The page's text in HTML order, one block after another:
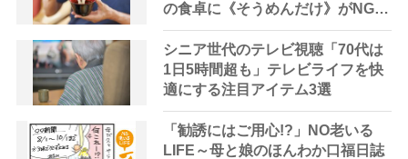
の食卓に《そうめんだけ》がNGな
理由とは？【管理栄養士が解説】
シニア世代のテレビ視聴「70代は
1日5時間超も」テレビライフを快
適にする注目アイテム3選
「勧誘にはご用心!?」NO老いる
LIFE～母と娘のほんわか口福日誌